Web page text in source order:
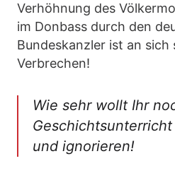
Verhöhnung des
im Donbass durch den
Bundeskanzler ist an sich
Verbrechen!
Wie sehr wollt Ihr
und ignorieren!